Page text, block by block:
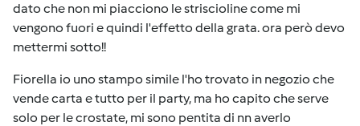
dato che non mi piacciono le striscioline come mi
vengono fuori e quindi l'effetto della grata. ora però devo
mettermi sotto!!
Fiorella io uno stampo simile l'ho trovato in negozio che
vende carta e tutto per il party, ma ho capito che serve
solo per le crostate, mi sono pentita di nn averlo